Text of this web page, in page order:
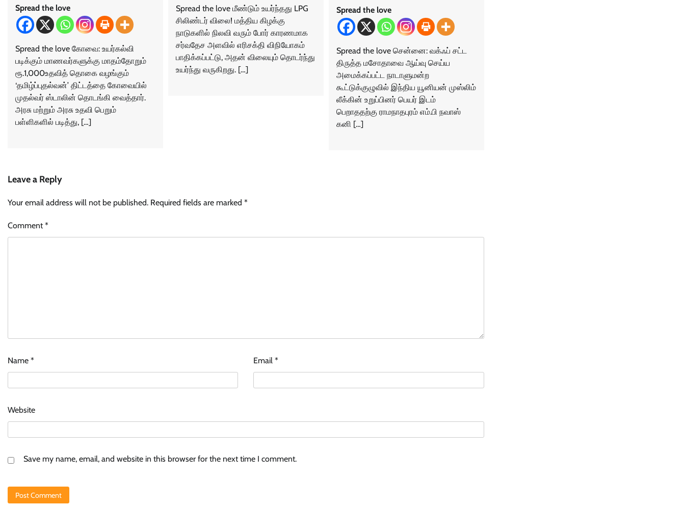
Spread the love
Spread the love கோவை: உயர்கல்வி
படிக்கும் மாணவர்களுக்கு மாதம்தோறும்
ரூ.1,000உதவித் தொகை வழங்கும்
‘தமிழ்ப்புதல்வன்’ திட்டத்தை கோவையில்
முதல்வர் ஸ்டாலின் தொடங்கி வைத்தார்.
அரசு மற்றும் அரசு உதவி பெறும்
பள்ளிகளில் படித்து, […]
Spread the love மீண்டும் உயர்ந்தது LPG
சிலிண்டர் விலை! மத்திய கிழக்கு
நாடுகளில் நிலவி வரும் போர் காரணமாக
சர்வதேச அளவில் எரிசக்தி விநியோகம்
பாதிக்கப்பட்டு, அதன் விலையும் தொடர்ந்து
உயர்ந்து வருகிறது. […]
Spread the love
Spread the love சென்னை: வக்ஃப் சட்ட
திருத்த மசோதாவை ஆய்வு செய்ய
அமைக்கப்பட்ட நாடாளுமன்ற
கூட்டுக்குழுவில் இந்திய யூனியன் முஸ்லிம்
லீக்கின் உறுப்பினர் பெயர் இடம்
பெறாததற்கு ராமநாதபுரம் எம்.பி நவாஸ்
கனி […]
Leave a Reply
Your email address will not be published. Required fields are marked *
Comment*
Name * Email*
Website
Save my name, email, and website in this browser for the next time I comment.